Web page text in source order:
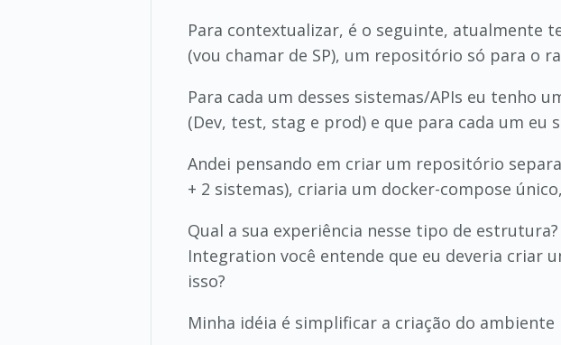
Para contextualizar, é o seguinte, atualmente
(vou chamar de SP), um repositório só para o
Para cada um desses sistemas/APIs eu tenho
(Dev, test, stag e prod) e que para cada um
Andei pensando em criar um repositório
+ 2 sistemas), criaria um docker-compose
Qual a sua experiência nesse tipo de
Integration você entende que eu deveria criar
isso?
Minha idéia é simplificar a criação do ambiente